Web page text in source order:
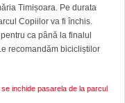
Timișoara. Pe durata
Copiilor va fi închis.
ca până la finalul
recomandăm bicicliștilor
se inchide pasarela de la parcul